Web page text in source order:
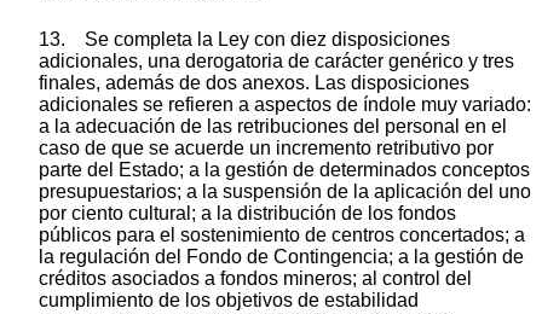
13. Se completa la Ley con diez disposiciones
adicionales, una derogatoria de carácter genérico y tres
finales, además de dos anexos. Las disposiciones
adicionales se refieren a aspectos de índole muy variado:
a la adecuación de las retribuciones del personal en el
caso de que se acuerde un incremento retributivo por
parte del Estado; a la gestión de determinados conceptos
presupuestarios; a la suspensión de la aplicación del uno
por ciento cultural; a la distribución de los fondos
públicos para el sostenimiento de centros concertados; a
la regulación del Fondo de Contingencia; a la gestión de
créditos asociados a fondos mineros; al control del
cumplimiento de los objetivos de estabilidad